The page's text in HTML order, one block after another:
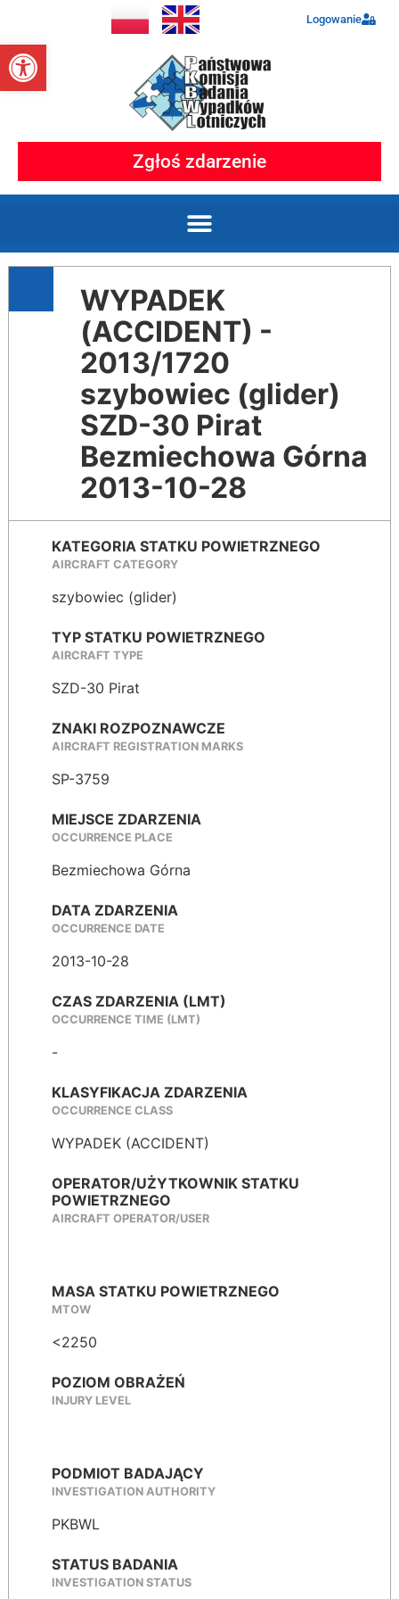
Otwórz pasek narzędzi
Logowanie
Zgłoś zdarzenie
WYPADEK
(ACCIDENT) -
2013/1720
szybowiec (glider)
SZD-30 Pirat
Bezmiechowa Górna
2013-10-28
KATEGORIA STATKU POWIETRZNEGO
AIRCRAFT CATEGORY
szybowiec (glider)
TYP STATKU POWIETRZNEGO
AIRCRAFT TYPE
SZD-30 Pirat
ZNAKI ROZPOZNAWCZE
AIRCRAFT REGISTRATION MARKS
SP-3759
MIEJSCE ZDARZENIA
OCCURRENCE PLACE
Bezmiechowa Górna
DATA ZDARZENIA
OCCURRENCE DATE
2013-10-28
CZAS ZDARZENIA (LMT)
OCCURRENCE TIME (LMT)
-
KLASYFIKACJA ZDARZENIA
OCCURRENCE CLASS
WYPADEK (ACCIDENT)
OPERATOR/UŻYTKOWNIK STATKU
POWIETRZNEGO
AIRCRAFT OPERATOR/USER
MASA STATKU POWIETRZNEGO
MTOW
<2250
POZIOM OBRAŻEŃ
INJURY LEVEL
PODMIOT BADAJĄCY
INVESTIGATION AUTHORITY
PKBWL
STATUS BADANIA
INVESTIGATION STATUS